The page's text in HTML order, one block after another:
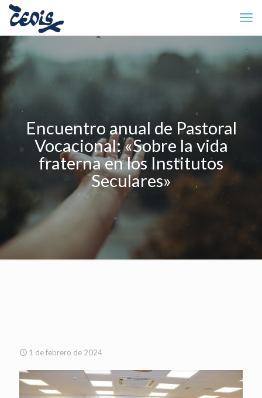
Encuentro anual de Pastoral
Vocacional: «Sobre la vida
fraterna en los Institutos
Seculares»
1 de febrero de 2024